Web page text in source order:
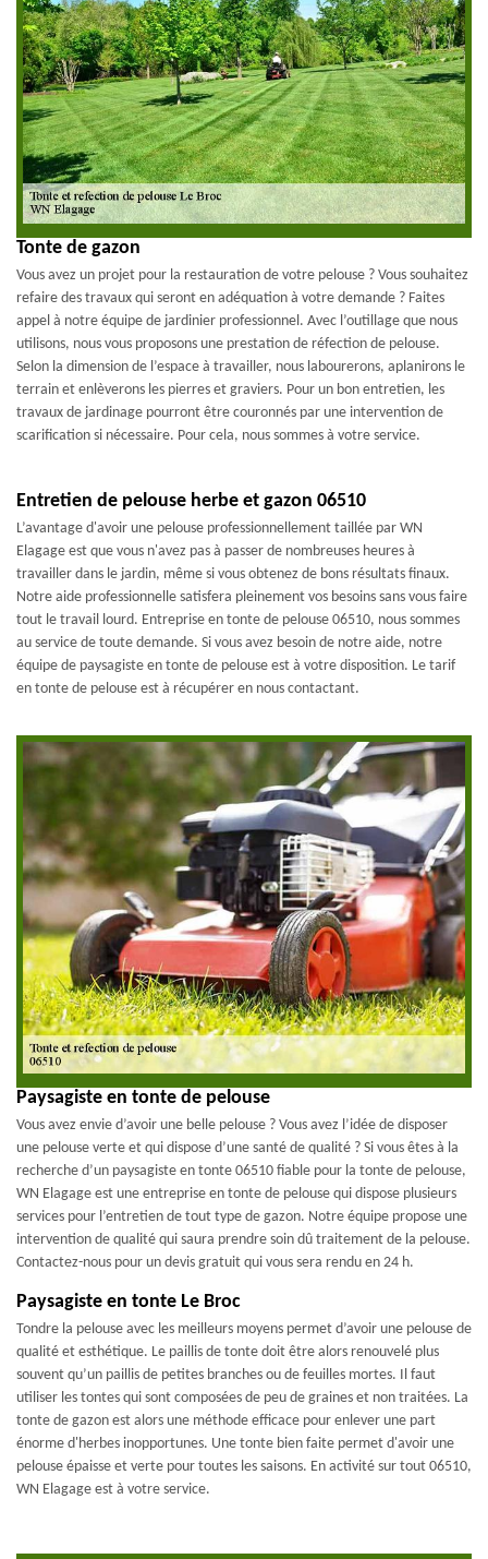
Tonte de gazon
Vous avez un projet pour la restauration de votre pelouse ? Vous souhaitez
refaire des travaux qui seront en adéquation à votre demande ? Faites
appel à notre équipe de jardinier professionnel. Avec l’outillage que nous
utilisons, nous vous proposons une prestation de réfection de pelouse.
Selon la dimension de l’espace à travailler, nous labourerons, aplanirons le
terrain et enlèverons les pierres et graviers. Pour un bon entretien, les
travaux de jardinage pourront être couronnés par une intervention de
scarification si nécessaire. Pour cela, nous sommes à votre service.
Entretien de pelouse herbe et gazon 06510
L’avantage d'avoir une pelouse professionnellement taillée par WN
Elagage est que vous n'avez pas à passer de nombreuses heures à
travailler dans le jardin, même si vous obtenez de bons résultats finaux.
Notre aide professionnelle satisfera pleinement vos besoins sans vous faire
tout le travail lourd. Entreprise en tonte de pelouse 06510, nous sommes
au service de toute demande. Si vous avez besoin de notre aide, notre
équipe de paysagiste en tonte de pelouse est à votre disposition. Le tarif
en tonte de pelouse est à récupérer en nous contactant.
Paysagiste en tonte de pelouse
Vous avez envie d’avoir une belle pelouse ? Vous avez l’idée de disposer
une pelouse verte et qui dispose d’une santé de qualité ? Si vous êtes à la
recherche d’un paysagiste en tonte 06510 fiable pour la tonte de pelouse,
WN Elagage est une entreprise en tonte de pelouse qui dispose plusieurs
services pour l’entretien de tout type de gazon. Notre équipe propose une
intervention de qualité qui saura prendre soin dû traitement de la pelouse.
Contactez-nous pour un devis gratuit qui vous sera rendu en 24 h.
Paysagiste en tonte Le Broc
Tondre la pelouse avec les meilleurs moyens permet d’avoir une pelouse de
qualité et esthétique. Le paillis de tonte doit être alors renouvelé plus
souvent qu’un paillis de petites branches ou de feuilles mortes. Il faut
utiliser les tontes qui sont composées de peu de graines et non traitées. La
tonte de gazon est alors une méthode efficace pour enlever une part
énorme d'herbes inopportunes. Une tonte bien faite permet d'avoir une
pelouse épaisse et verte pour toutes les saisons. En activité sur tout 06510,
WN Elagage est à votre service.